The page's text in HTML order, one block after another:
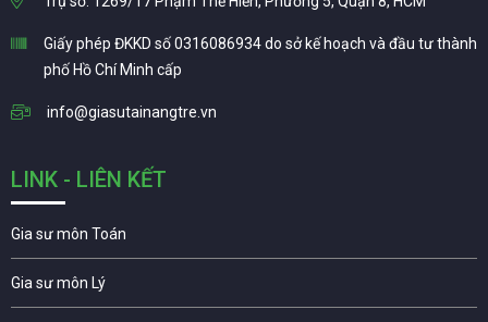
Giấy phép ĐKKD số 0316086934 do sở kế hoạch và đầu tư thành
phố Hồ Chí Minh cấp
info@giasutainangtre.vn
LINK - LIÊN KẾT
Gia sư môn Toán
Gia sư môn Lý